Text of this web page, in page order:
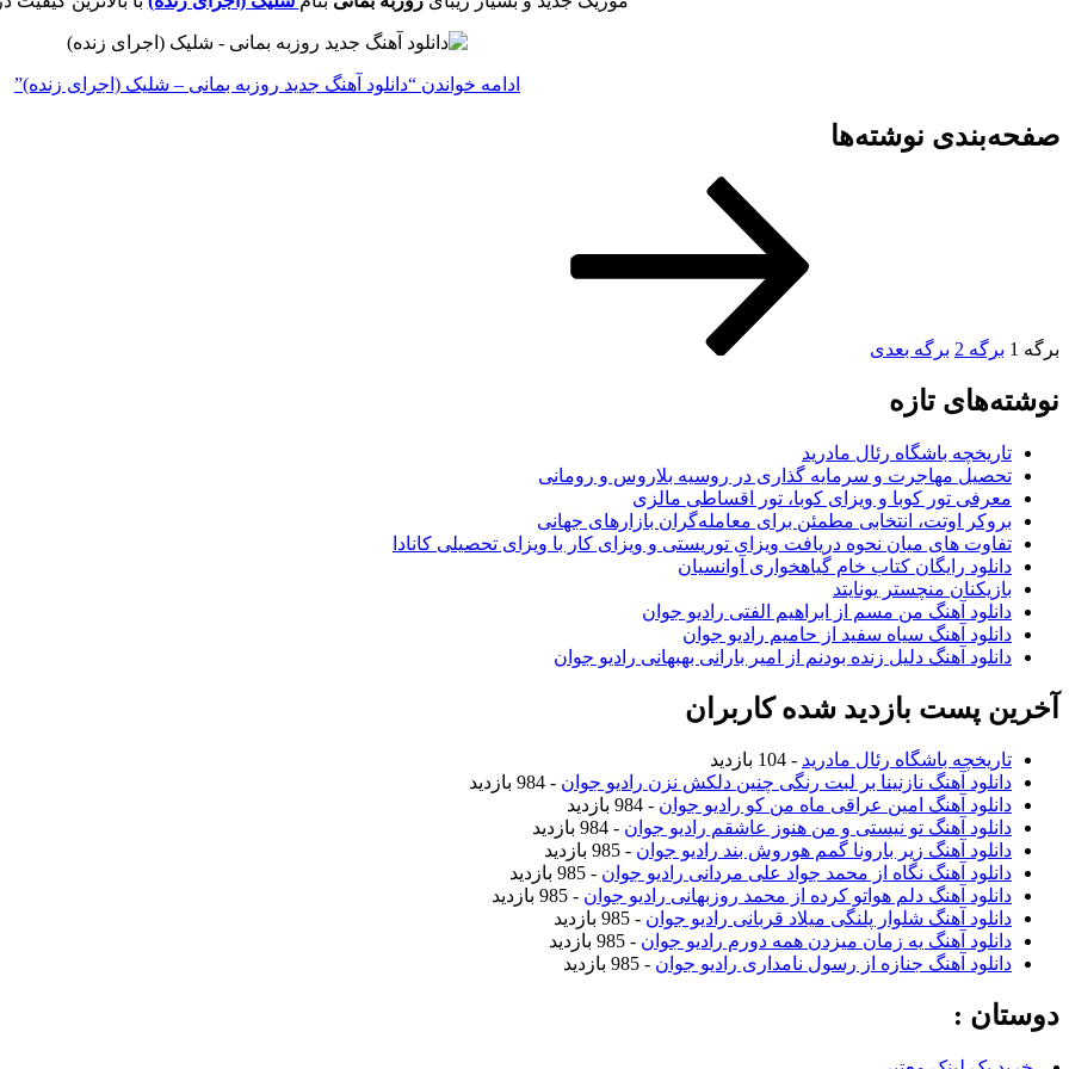
ادامه خواندن “دانلود آهنگ جدید روزبه بمانی – شلیک (اجرای زنده)”
صفحه‌بندی نوشته‌ها
برگه 1 برگه 2 برگه بعدی
نوشته‌های تازه
تاریخچه باشگاه رئال مادرید
تحصیل مهاجرت و سرمایه گذاری در روسیه بلاروس و رومانی
معرفی تور کوبا و ویزای کوبا، تور اقساطی مالزی
بروکر اوتت، انتخابی مطمئن برای معامله‌گران بازارهای جهانی
تفاوت های میان نحوه دریافت ویزای توریستی و ویزای کار با ویزای تحصیلی کانادا
دانلود رایگان کتاب خام گیاهخواری آوانسیان
بازیکنان منچستر یونایتد
دانلود آهنگ من مسم از ابراهیم الفتی رادیو جوان
دانلود آهنگ سیاه سفید از حامیم رادیو جوان
دانلود آهنگ دلیل زنده بودنم از امیر بارانی بهبهانی رادیو جوان
آخرین پست بازدید شده کاربران
تاریخچه باشگاه رئال مادرید - 104 بازدید
دانلود آهنگ نازنینا بر لبت رنگی چنین دلکش نزن رادیو جوان - 984 بازدید
دانلود آهنگ امین عراقی ماه من کو رادیو جوان - 984 بازدید
دانلود آهنگ تو نیستی و من هنوز عاشقم رادیو جوان - 984 بازدید
دانلود آهنگ زیر بارونا گمم هوروش بند رادیو جوان - 985 بازدید
دانلود آهنگ نگاه از محمد جواد علی مردانی رادیو جوان - 985 بازدید
دانلود آهنگ دلم هواتو کرده از محمد روزبهانی رادیو جوان - 985 بازدید
دانلود آهنگ شلوار پلنگی میلاد قربانی رادیو جوان - 985 بازدید
دانلود آهنگ یه زمان میزدن همه دورم رادیو جوان - 985 بازدید
دانلود آهنگ جنازه از رسول نامداری رادیو جوان - 985 بازدید
دوستان :